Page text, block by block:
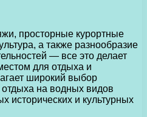
просторные курортные
а также разнообразие
— все это делает
для отдыха и
широкий выбор
отдыха на водных видов
исторических и культурных